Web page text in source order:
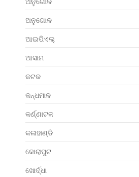
ଅନୁଗୋଳ
ଅନୁଗୋଳ
ଆଇପିଏଲ୍
ଆସାମ
କଟକ
କନ୍ଧମାଳ
କର୍ଣ୍ଣାଟକ
କଳାହାଣ୍ଡି
କୋରାପୁଟ
ଖୋର୍ଦ୍ଧା